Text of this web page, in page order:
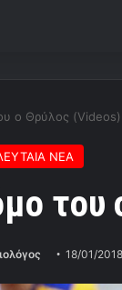
ο Θρύλος (Videos)
ΝΕΑ
18/01/2018